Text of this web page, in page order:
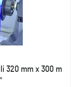
320 mm x 300 m